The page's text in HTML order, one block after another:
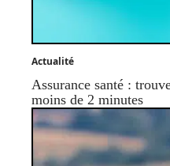
Actualité
Assurance santé :
moins de 2 minutes